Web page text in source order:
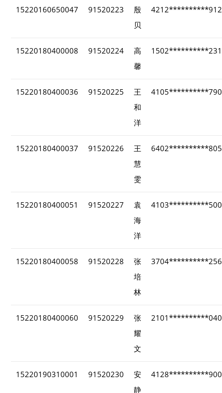
15220160650047 91520223
殷
贝
15220180400008 91520224
高
馨
15220180400036 91520225
王
和
洋
15220180400037 91520226
王
慧
雯
15220180400051 91520227
袁
海
洋
15220180400058 91520228
张
培
林
15220180400060 91520229
张
耀
文
15220190310001 91520230
安
静